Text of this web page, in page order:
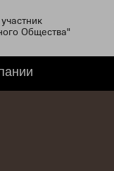
Общества"